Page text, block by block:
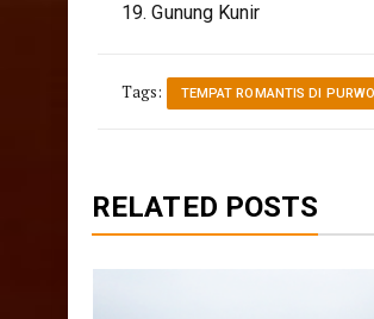
19. Gunung Kunir
Tags: TEMPAT ROMANTIS DI
RELATED POSTS